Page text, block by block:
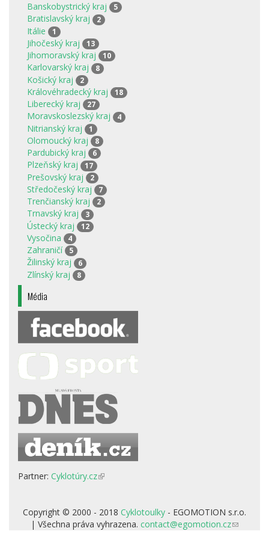
Banskobystrický kraj 5
Bratislavský kraj 2
Itálie 1
Jihočeský kraj 13
Jihomoravský kraj 10
Karlovarský kraj 8
Košický kraj 2
Královéhradecký kraj 18
Liberecký kraj 27
Moravskoslezský kraj 4
Nitrianský kraj 1
Olomoucký kraj 8
Pardubický kraj 6
Plzeňský kraj 17
Prešovský kraj 2
Středočeský kraj 7
Trenčianský kraj 2
Trnavský kraj 3
Ústecký kraj 12
Vysočina 4
Zahraničí 5
Žilinský kraj 6
Zlínský kraj 8
Média
Partner: Cyklotúry.cz(odkaz
Copyright © 2000 - 2018 Cyklotoulky - EGOMOTION s.r.o.
| Všechna práva vyhrazena. contact@egomotion.cz(odkaz